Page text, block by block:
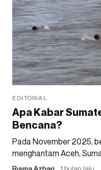
EDITORIAL
Apa Kabar
Bencana?
Pada November 2025,
menghantam Aceh,
Risma Azhari 1 bulan lalu